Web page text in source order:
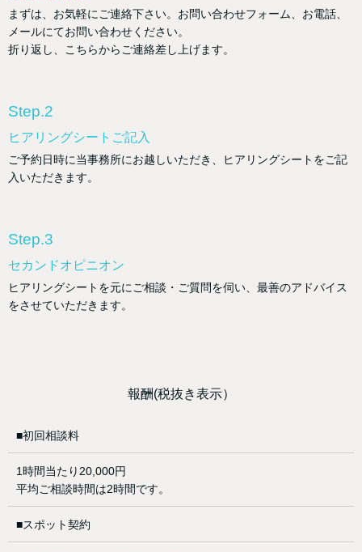
まずは、お気軽にご連絡下さい。お問い合わせフォーム、お電話、
メールにてお問い合わせください。
折り返し、こちらからご連絡差し上げます。
Step.2
ヒアリングシートご記入
ご予約日時に当事務所にお越しいただき、ヒアリングシートをご記
入いただきます。
Step.3
セカンドオピニオン
ヒアリングシートを元にご相談・ご質問を伺い、最善のアドバイス
をさせていただきます。
報酬(税抜き表示）
■初回相談料
1時間当たり20,000円
平均ご相談時間は2時間です。
■スポット契約